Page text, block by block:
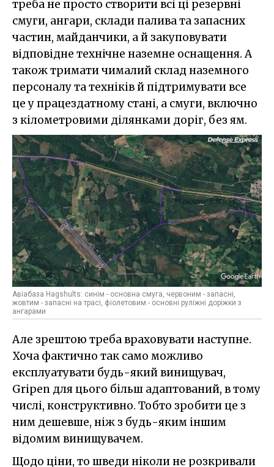
треба не просто створити всі ці резервні
смуги, ангари, склади палива та запасних
частин, майданчики, а й закуповувати
відповідне технічне наземне оснащення. А
також тримати чималий склад наземного
персоналу та техніків й підтримувати все
це у працездатному стані, а смуги, включно
з кілометровими ділянками доріг, без ям.
Авіабаза Hagshults: синім - основна смуга, червоним - запасні,
жовтим - запасні на трасі, фіолетовим - основні руліжні доріжки з
ангарами
Але зрештою треба враховувати наступне.
Хоча фактично так само можливо
експлуатувати будь-який винищувач,
Gripen для цього більш адаптований, в тому
числі, конструктивно. Тобто зробити це з
ним дешевше, ніж з будь-яким іншим
відомим винищувачем.
Щодо ціни, то шведи ніколи не розкривали